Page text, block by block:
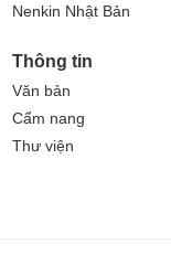
Nenkin Nhật Bản
Thông tin
Văn bản
Cẩm nang
Thư viện